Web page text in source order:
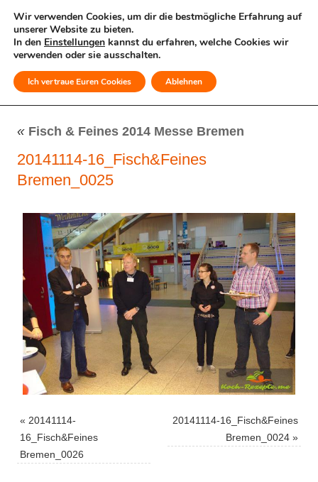
MENÜ
« Fisch & Feines 2014 Messe Bremen
20141114-16_Fisch&Feines
Bremen_0025
« 20141114-
16_Fisch&Feines
Bremen_0026
20141114-16_Fisch&Feines
Bremen_0024 »
Wir verwenden Cookies, um dir die bestmögliche Erfahrung auf
unserer Website zu bieten.
In den Einstellungen kannst du erfahren, welche Cookies wir
verwenden oder sie ausschalten.
Ich vertraue Euren Cookies Ablehnen